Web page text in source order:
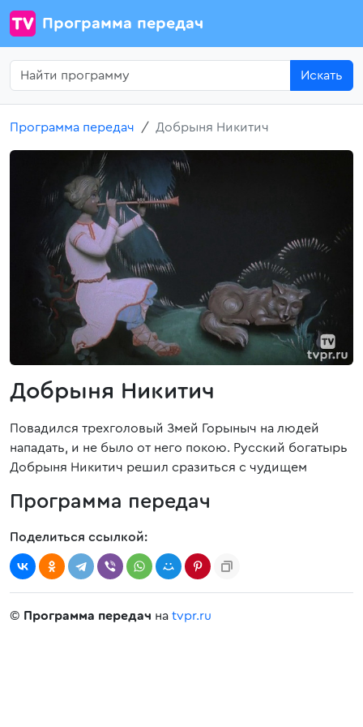
Программа передач
Искать
Программа передач Добрыня Никитич
Добрыня Никитич
Повадился трехголовый Змей Горыныч на людей
нападать, и не было от него покою. Русский богатырь
Добрыня Никитич решил сразиться с чудищем
Программа передач
Поделиться ссылкой:
© Программа передач на tvpr.ru